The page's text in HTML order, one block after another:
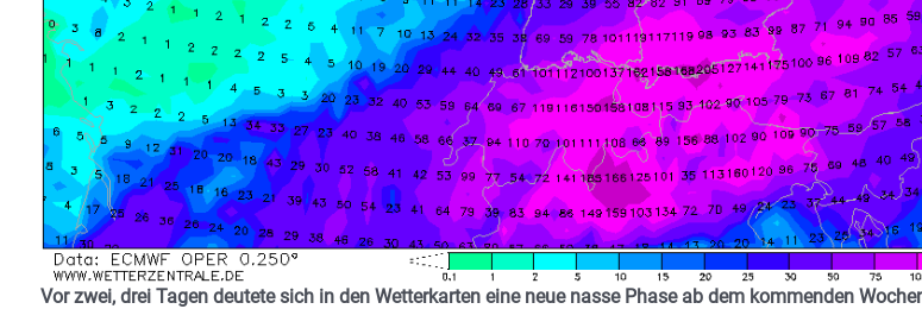
Vor zwei, drei Tagen deutete sich in den Wetterkarten eine neue nasse Phase ab dem kommenden